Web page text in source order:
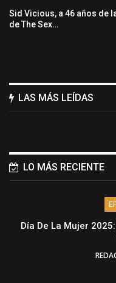
Sid Vicious, a 46 años de
de The Sex…
LAS MÁS LEÍDAS
LO MÁS RECIENTE
Día De La Mujer